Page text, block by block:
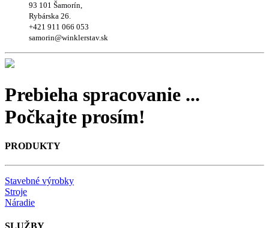
93 101 Šamorín,
Rybárska 26.
+421 911 066 053
samorin@winklerstav.sk
Prebieha spracovanie ...
Počkajte prosím!
PRODUKTY
Stavebné výrobky
Stroje
Náradie
SLUŽBY